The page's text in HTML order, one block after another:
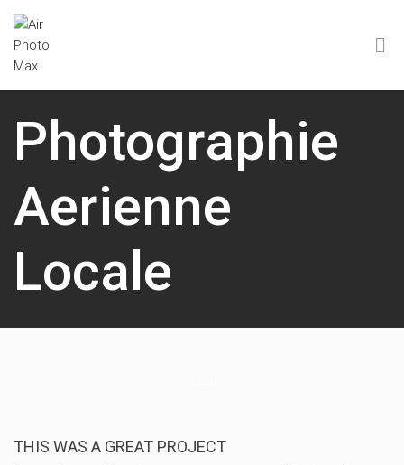
Photographie
Aerienne
Locale
THIS WAS A GREAT PROJECT